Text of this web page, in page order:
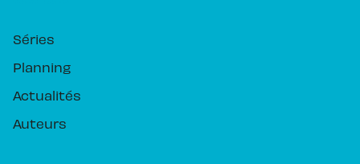
Séries
Planning
Actualités
Auteurs